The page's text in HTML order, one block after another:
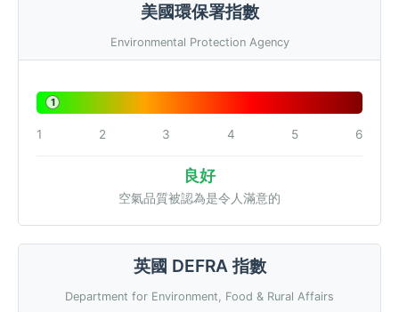
美國環保署指數
Environmental Protection Agency
1
1 2 3 4 5 6
良好
空氣品質被認為是令人滿意的
英國 DEFRA 指數
Department for Environment, Food & Rural Affairs